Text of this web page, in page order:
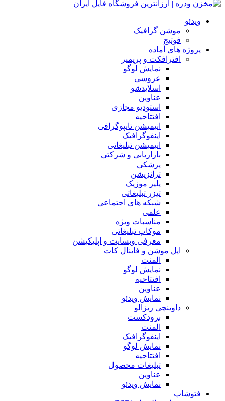
ویدئو
موشن گرافیک
فوتیج
پروژه های آماده
افترافکت و پریمیر
نمایش لوگو
عروسی
اسلایدشو
عناوین
استودیو مجازی
افتتاحیه
انیمیشن تایپوگرافی
اینفوگرافیک
انیمیشن تبلیغاتی
بازاریابی و شرکتی
پزشکی
ترانزیشن
پلیر موزیک
تیزر تبلیغاتی
شبکه های اجتماعی
علمی
مناسبات ویژه
موکاپ تبلیغاتی
معرفی وبسایت و اپلیکیشن
اپل موشن و فاینال کات
المنت
نمایش لوگو
افتتاحیه
عناوین
نمایش ویدئو
داوینچی ریزالو
برودکست
المنت
اینفوگرافیک
نمایش لوگو
افتتاحیه
تبلیغات محصول
عناوین
نمایش ویدئو
فتوشاپ